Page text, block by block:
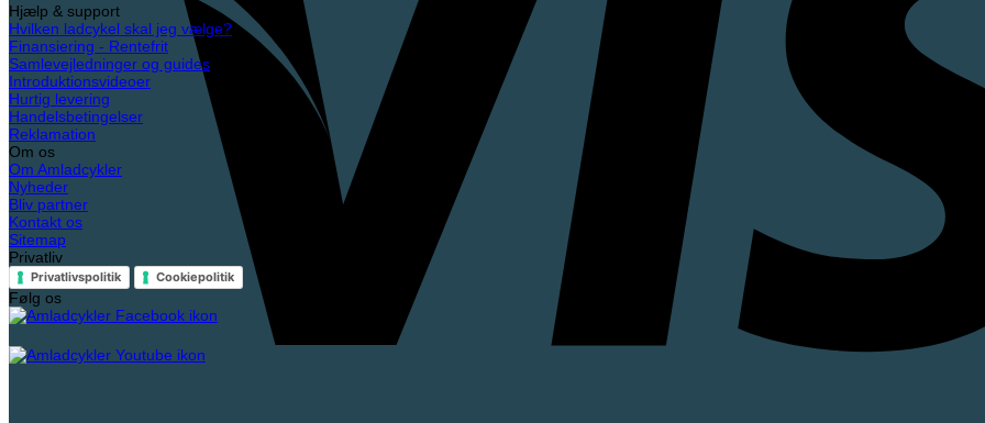
Hjælp & support
Hvilken ladcykel skal jeg vælge?
Finansiering - Rentefrit
Samlevejledninger og guides
Introduktionsvideoer
Hurtig levering
Handelsbetingelser
Reklamation
Om os
Om Amladcykler
Nyheder
Bliv partner
Kontakt os
Sitemap
Privatliv
Privatlivspolitik Cookiepolitik
Følg os